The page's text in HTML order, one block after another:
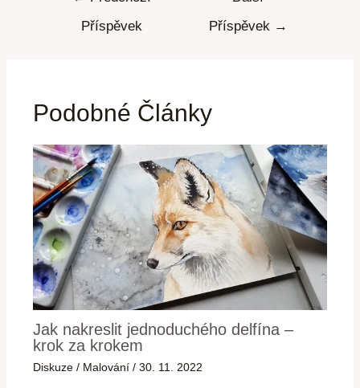
Příspěvek
Příspěvek →
Podobné Články
Jak nakreslit jednoduchého delfína –
krok za krokem
Diskuze / Malování /30. 11. 2022